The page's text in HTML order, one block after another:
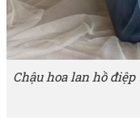
Chậu hoa lan hồ